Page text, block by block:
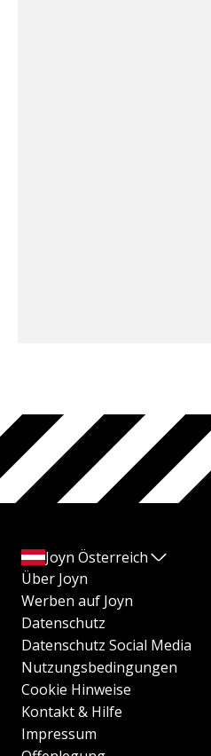
Joyn Österreich
Über Joyn
Werben auf Joyn
Datenschutz
Datenschutz Social Media
Nutzungsbedingungen
Cookie Hinweise
Kontakt & Hilfe
Impressum